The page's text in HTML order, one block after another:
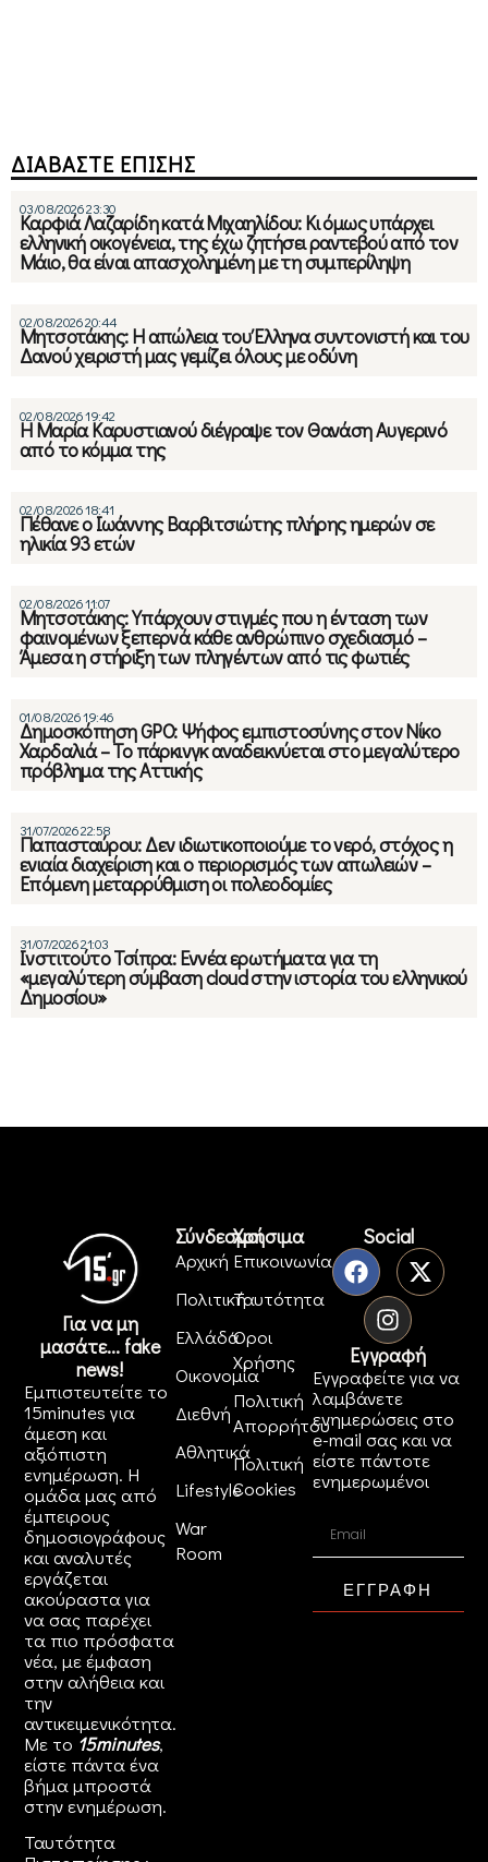
ΔΙΑΒΑΣΤΕ ΕΠΙΣΗΣ
03/08/2026 23:30
Καρφιά Λαζαρίδη κατά Μιχαηλίδου: Κι όμως υπάρχει
ελληνική οικογένεια, της έχω ζητήσει ραντεβού από τον
Μάιο, θα είναι απασχολημένη με τη συμπερίληψη
02/08/2026 20:44
Μητσοτάκης: Η απώλεια του Έλληνα συντονιστή και του
Δανού χειριστή μας γεμίζει όλους με οδύνη
02/08/2026 19:42
Η Μαρία Καρυστιανού διέγραψε τον Θανάση Αυγερινό
από το κόμμα της
02/08/2026 18:41
Πέθανε ο Ιωάννης Βαρβιτσιώτης πλήρης ημερών σε
ηλικία 93 ετών
02/08/2026 11:07
Μητσοτάκης: Υπάρχουν στιγμές που η ένταση των
φαινομένων ξεπερνά κάθε ανθρώπινο σχεδιασμό –
Άμεσα η στήριξη των πληγέντων από τις φωτιές
01/08/2026 19:46
Δημοσκόπηση GPO: Ψήφος εμπιστοσύνης στον Νίκο
Χαρδαλιά – Το πάρκινγκ αναδεικνύεται στο μεγαλύτερο
πρόβλημα της Αττικής
31/07/2026 22:58
Παπασταύρου: Δεν ιδιωτικοποιούμε το νερό, στόχος η
ενιαία διαχείριση και ο περιορισμός των απωλειών –
Επόμενη μεταρρύθμιση oι πολεοδομίες
31/07/2026 21:03
Ινστιτούτο Τσίπρα: Εννέα ερωτήματα για τη
«μεγαλύτερη σύμβαση cloud στην ιστορία του ελληνικού
Δημοσίου»
Για να μη
μασάτε... fake
news!
Εμπιστευτείτε το
15minutes για
άμεση και
αξιόπιστη
ενημέρωση. Η
ομάδα μας από
έμπειρους
δημοσιογράφους
και αναλυτές
εργάζεται
ακούραστα για
να σας παρέχει
τα πιο πρόσφατα
νέα, με έμφαση
στην αλήθεια και
την
αντικειμενικότητα.
Με το 15minutes,
είστε πάντα ένα
βήμα μπροστά
στηνενημέρωση.
Ταυτότητα
Σύνδεσμοι
Αρχική
Πολιτική
Ελλάδα
Οικονομία
Διεθνή
Αθλητικά
Lifestyle
War
Room
Χρήσιμα
Επικοινωνία
Ταυτότητα
Όροι
Χρήσης
Πολιτική
Απορρήτου
Πολιτική
Cookies
Social
Εγγραφή
Εγγραφείτε για να
λαμβάνετε
ενημερώσεις στο
e-mail σας και να
είστε πάντοτε
ενημερωμένοι
ΕΓΓΡΑΦΗ